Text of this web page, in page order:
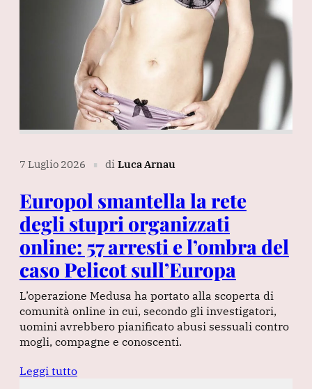
7 Luglio 2026 ∎ di Luca Arnau
Europol smantella la rete
degli stupri organizzati
online: 57 arresti e l’ombra del
caso Pelicot sull’Europa
L’operazione Medusa ha portato alla scoperta di
comunità online in cui, secondo gli investigatori,
uomini avrebbero pianificato abusi sessuali contro
mogli, compagne e conoscenti.
Leggi tutto